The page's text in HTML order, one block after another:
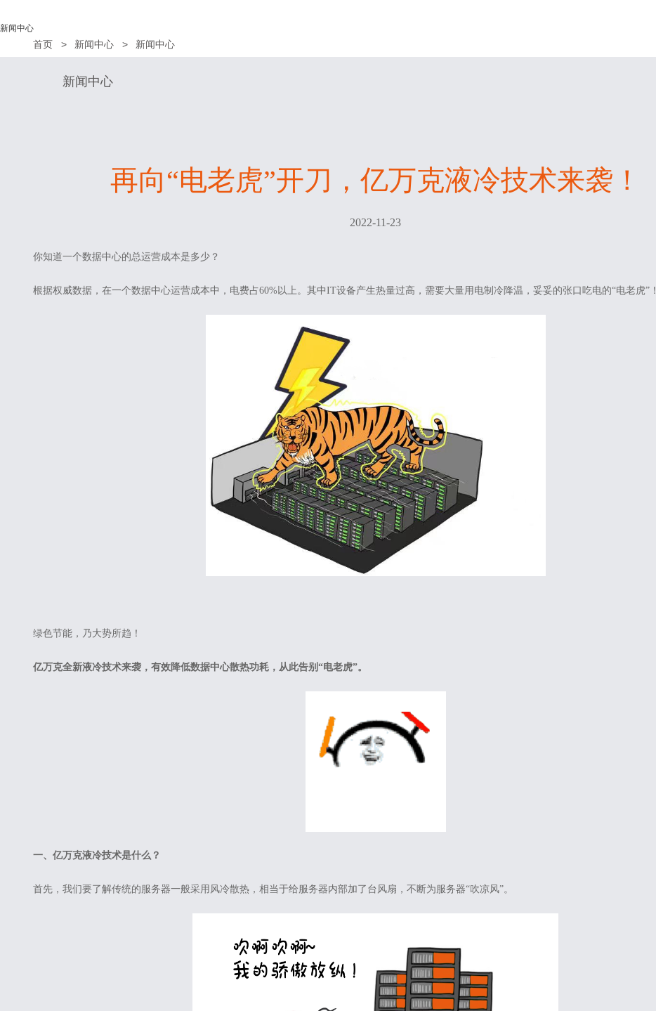
新闻中心
首页 新闻中心 新闻中心
新闻中心
再向“电老虎”开刀，亿万克液冷技术来袭！
2022-11-23
你知道一个数据中心的总运营成本是多少？
根据权威数据，在一个数据中心运营成本中，电费占60%以上。其中IT设备产生热量过高，需要大量用电制冷降温，妥妥的张口吃电的“电老虎”！
绿色节能，乃大势所趋！
亿万克全新液冷技术来袭，有效降低数据中心散热功耗，从此告别“电老虎”。
一、亿万克液冷技术是什么？
首先，我们要了解传统的服务器一般采用风冷散热，相当于给服务器内部加了台风扇，不断为服务器“吹凉风”。